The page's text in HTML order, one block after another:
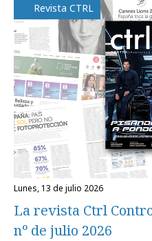
Revista CTRL
lunes, 13 de julio 2026
La revista Ctrl
nº de julio 2026